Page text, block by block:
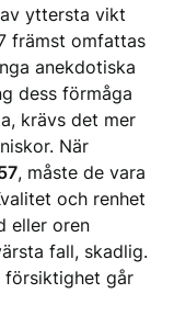
yttersta vikt
främst omfattas
anekdotiska
dess förmåga
krävs det mer
När
, måste de vara
och renhet
eller oren
fall, skadlig.
försiktighet går